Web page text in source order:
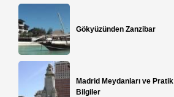
Gökyüzünden Zanzibar
Madrid Meydanları ve Pratik
Bilgiler